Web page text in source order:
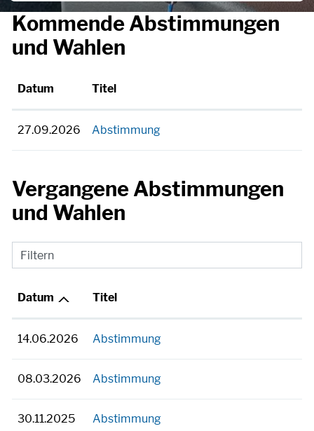
Kommende Abstimmungen
und Wahlen
Datum Titel
27.09.2026 Abstimmung
Vergangene Abstimmungen
und Wahlen
Filtern
Datum Titel
14.06.2026 Abstimmung
08.03.2026 Abstimmung
30.11.2025 Abstimmung